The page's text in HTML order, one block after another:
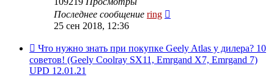
Последнее сообщение ring
25 сен 2018, 12:36
Что нужно знать при покупке Geely Atlas у дилера? 10
советов! (Geely Coolray SX11, Emrgand X7, Emrgand 7)
UPD 12.01.21